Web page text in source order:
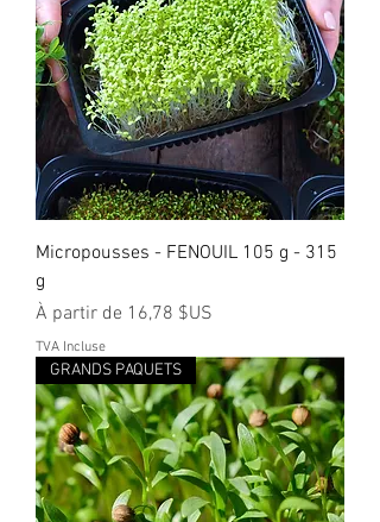
Micropousses - FENOUIL 105 g - 315
g
À partir de 16,78 $US
Prix promotionnel
TVA Incluse
GRANDS PAQUETS